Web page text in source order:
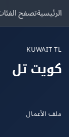
تصفح الفئات
تل